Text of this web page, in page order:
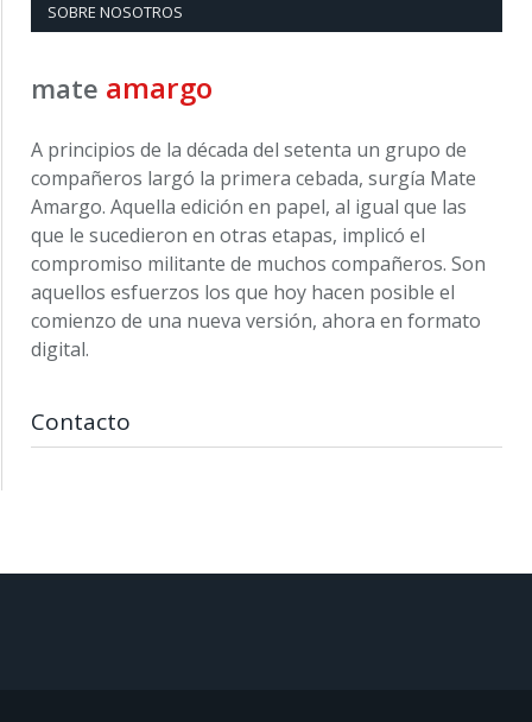
SOBRE NOSOTROS
mate amargo
A principios de la década del setenta un grupo de
compañeros largó la primera cebada, surgía Mate
Amargo. Aquella edición en papel, al igual que las
que le sucedieron en otras etapas, implicó el
compromiso militante de muchos compañeros. Son
aquellos esfuerzos los que hoy hacen posible el
comienzo de una nueva versión, ahora en formato
digital.
Contacto